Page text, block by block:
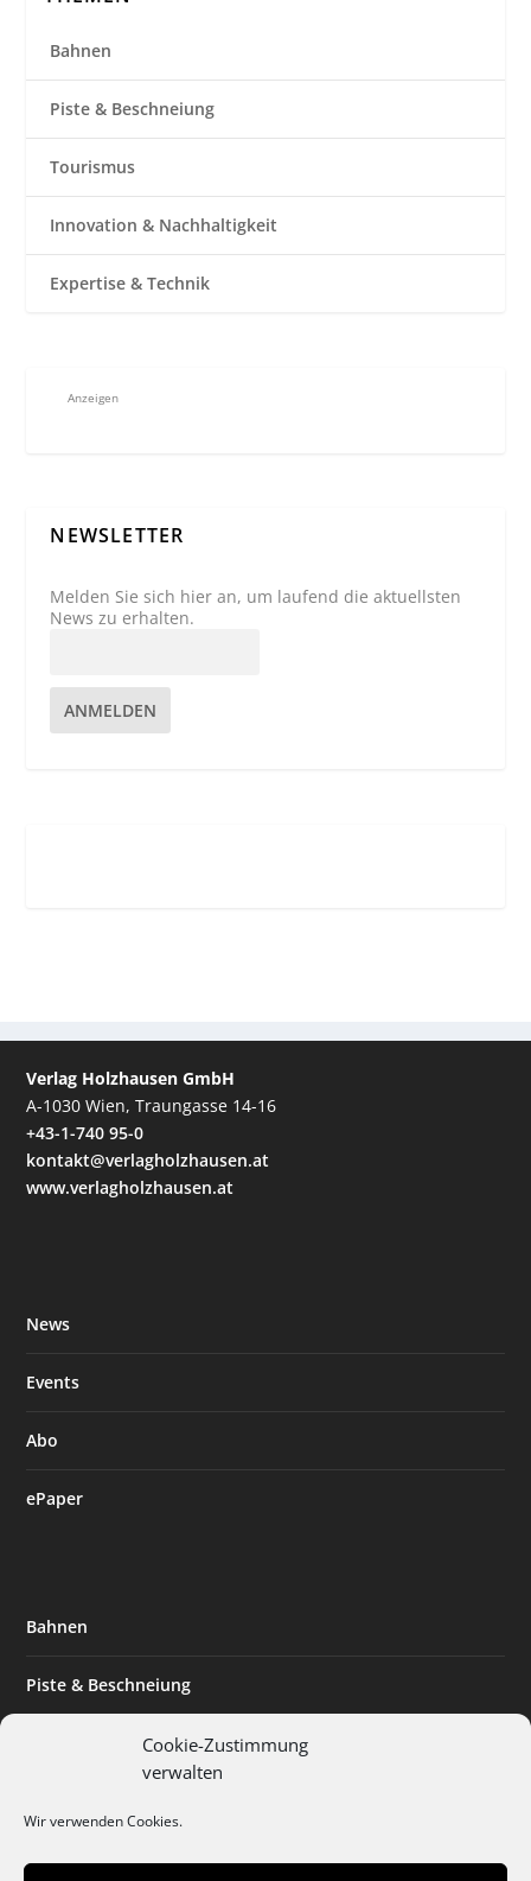
Cookie-Zustimmung
verwalten
Wir verwenden Cookies.
Bahnen
Piste & Beschneiung
Tourismus
Innovation & Nachhaltigkeit
Expertise & Technik
Anzeigen
NEWSLETTER
Melden Sie sich hier an, um laufend die aktuellsten
News zu erhalten.
ANMELDEN
Verlag Holzhausen GmbH
A-1030 Wien, Traungasse 14-16
+43-1-740 95-0
kontakt@verlagholzhausen.at
www.verlagholzhausen.at
News
Events
Abo
ePaper
Bahnen
Piste & Beschneiung
Expertise & Technik